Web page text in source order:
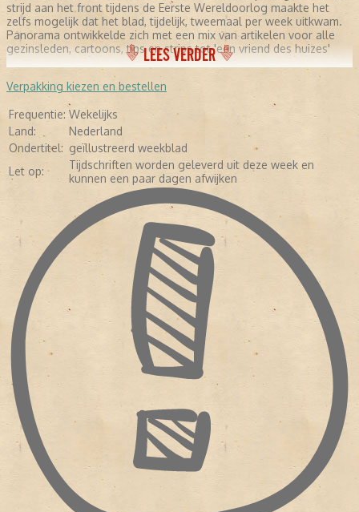
strijd aan het front tijdens de Eerste Wereldoorlog maakte het
zelfs mogelijk dat het blad, tijdelijk, tweemaal per week uitkwam.
Panorama ontwikkelde zich met een mix van artikelen voor alle
gezinsleden, cartoons, tips en strips tot 'een vriend des huizes'
LEES VERDER
Verpakking kiezen en bestellen
Frequentie: Wekelijks
Land:
Nederland
Ondertitel: geïllustreerd weekblad
Let op:
Tijdschriften worden geleverd uit deze week en
kunnen een paar dagen afwijken